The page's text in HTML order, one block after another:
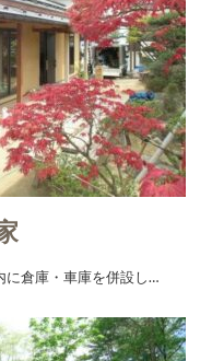
に倉庫・車庫を併設し…